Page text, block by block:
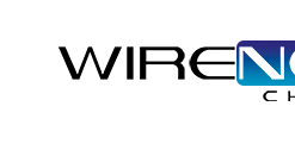
With, Content-Type, Accept");